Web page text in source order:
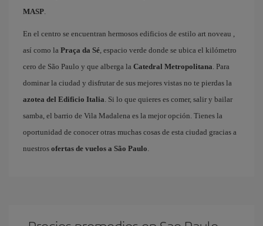
MASP.
En el centro se encuentran hermosos edificios de estilo art noveau ,
así como la Praça da Sé, espacio verde donde se ubica el kilómetro
cero de São Paulo y que alberga la Catedral Metropolitana. Para
dominar la ciudad y disfrutar de sus mejores vistas no te pierdas la
azotea del Edificio Italia. Si lo que quieres es comer, salir y bailar
samba, el barrio de Vila Madalena es la mejor opción. Tienes la
oportunidad de conocer otras muchas cosas de esta ciudad gracias a
nuestros ofertas de vuelos a São Paulo.